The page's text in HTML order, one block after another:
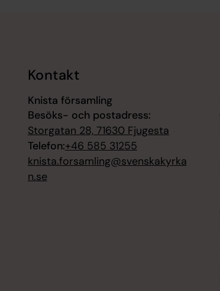
Kontakt
Knista församling
Besöks- och postadress:
Storgatan 28, 71630 Fjugesta
Telefon:+46 585 31255
knista.forsamling@svenskakyrka
n.se